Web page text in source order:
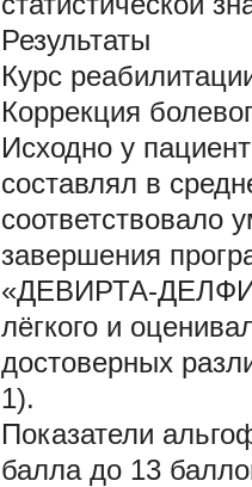
Результаты
Курс
Коррекция
Исходно у
составлял в
соответствовало
завершения
«ДЕВИРТА-
лёгкого и
достоверных
1).
Показатели
балла до 13